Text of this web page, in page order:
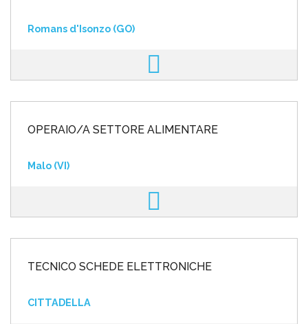
Romans d'Isonzo (GO)
OPERAIO/A SETTORE ALIMENTARE
Malo (VI)
TECNICO SCHEDE ELETTRONICHE
CITTADELLA